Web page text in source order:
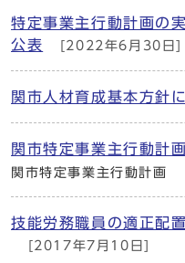
特定事業主行動計画の
公表
[2022年6月30日]
関市人材育成基本方針
関市特定事業主行動計
関市特定事業主行動計画
技能労務職員の適正配
[2017年7月10日]